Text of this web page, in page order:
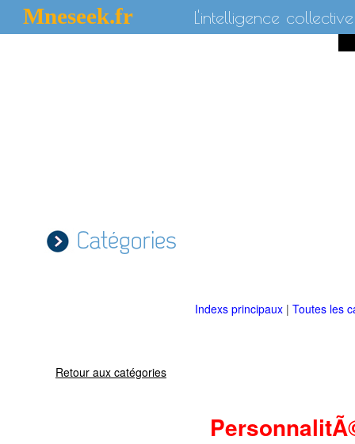
Mneseek.fr L'intelligence collective
Catégories
Indexs principaux | Toutes les
Retour aux catégories